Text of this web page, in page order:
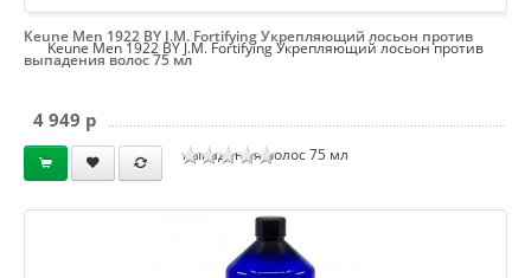
Keune Men 1922 BY J.M. Fortifying Укрепляющий лосьон против
выпадения волос 75 мл
Keune Men 1922 BY J.M. Fortifying Укрепляющий лосьон против
выпадения волос 75 мл
4 949 p